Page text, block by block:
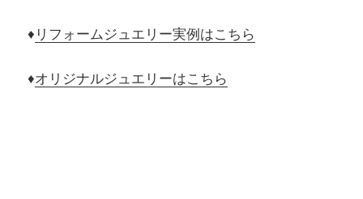
♦ リフォームジュエリー実例はこちら
♦オリジナルジュエリーはこちら